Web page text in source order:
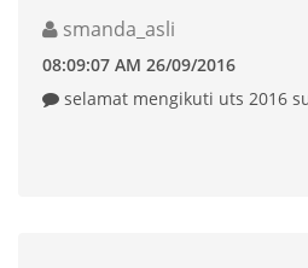
smanda_asli
08:09:07 AM 26/09/2016
selamat mengikuti uts 2016